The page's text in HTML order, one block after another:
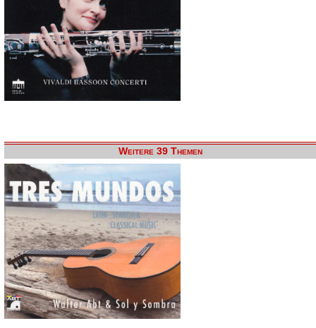
Weitere 39 Themen